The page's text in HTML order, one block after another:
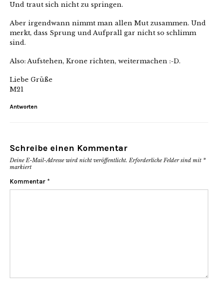
Und traut sich nicht zu springen.
Aber irgendwann nimmt man allen Mut zusammen. Und
merkt, dass Sprung und Aufprall gar nicht so schlimm
sind.
Also: Aufstehen, Krone richten, weitermachen :-D.
Liebe Grüße
M21
Antworten
Schreibe einen Kommentar
Deine E-Mail-Adresse wird nicht veröffentlicht. Erforderliche Felder sind mit *
markiert
Kommentar *